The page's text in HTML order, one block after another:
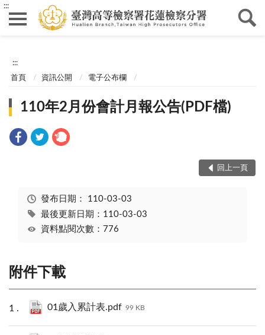
:::
:::
首頁 資訊公開 電子公布欄
110年2月份會計月報公告(PDF檔)
回上一頁
發布日期： 110-03-03
最後更新日期：110-03-03
資料點閱次數：776
附件下載
01歲入累計表.pdf 99 KB